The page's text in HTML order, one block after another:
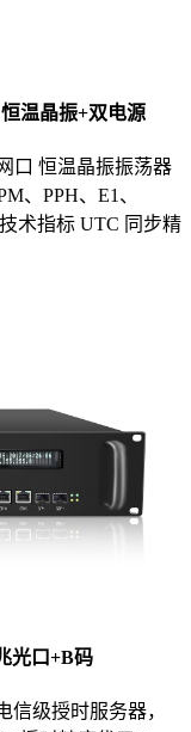
温晶振+双电源
口 恒温晶振振荡器
、PPH、E1、
术指标 UTC 同步精
光口+B码
信级授时服务器，